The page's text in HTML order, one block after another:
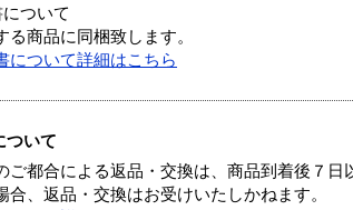
ついて
る商品に同梱致します。
について詳細はこちら
ついて
ご都合による返品・交換は、商品到着後７
合、返品・交換はお受けいたしかねます。